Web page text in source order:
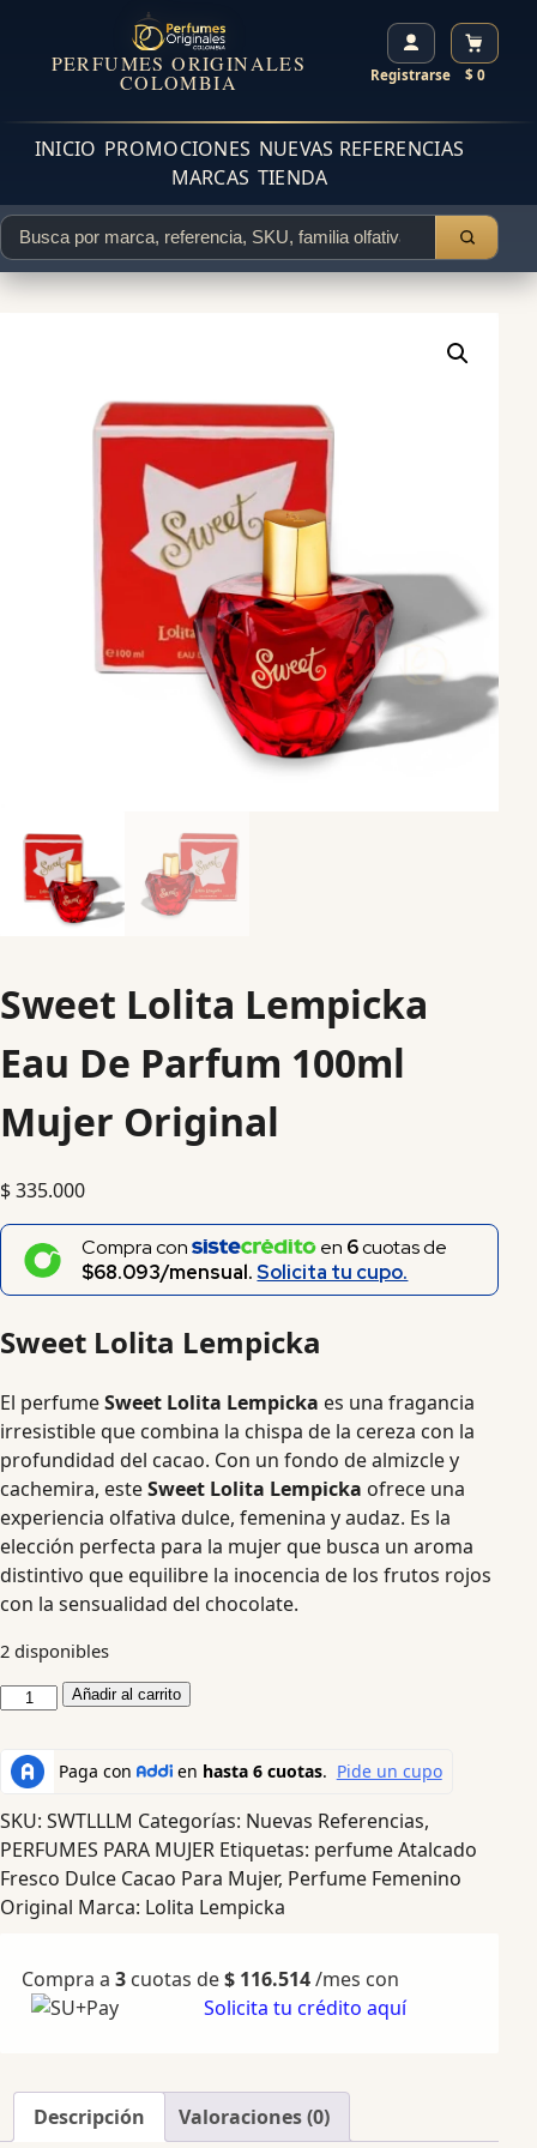
PERFUMES ORIGINALES
COLOMBIA Registrarse $ 0
INICIO PROMOCIONES NUEVAS REFERENCIAS
MARCAS TIENDA
Sweet Lolita Lempicka
Eau De Parfum 100ml
Mujer Original
$335.000
Compra con en 6cuotas de
$68.093/mensual.Solicita tu cupo.
Sweet Lolita Lempicka
El perfumeSweet Lolita Lempicka es una fragancia
irresistible que combina la chispa de la cereza con la
profundidad del cacao. Con un fondo de almizcle y
cachemira, esteSweet Lolita Lempicka ofrece una
experiencia olfativa dulce, femenina y audaz. Es la
elección perfecta para la mujer que busca un aroma
distintivo que equilibre la inocencia de los frutos rojos
con la sensualidad del chocolate.
2 disponibles
Añadir al carrito
SKU: SWTLLLM Categorías: Nuevas Referencias,
PERFUMES PARA MUJER Etiquetas: perfume Atalcado
Fresco Dulce Cacao Para Mujer, Perfume Femenino
Original Marca: Lolita Lempicka
Compra a 3 cuotas de$ 116.514/mes con
Solicita tu crédito aquí
Descripción Valoraciones (0)